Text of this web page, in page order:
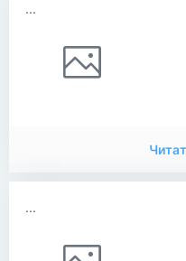
...
...